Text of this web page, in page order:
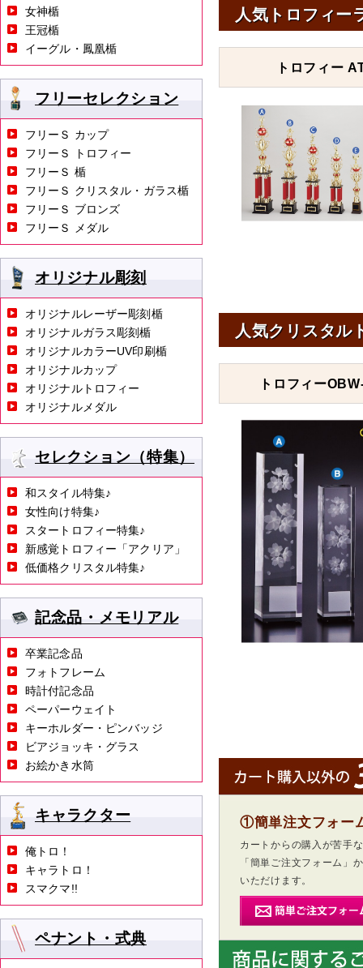
人気トロフィー
トロフィー
人気クリスタル
トロフィー
①簡単注文フォー
カートからの購入が苦手
「簡単ご注文フォーム」
いただけます。
女神楯
王冠楯
イーグル・鳳凰楯
フリーセレクション
フリーＳ カップ
フリーＳ トロフィー
フリーＳ 楯
フリーＳ クリスタル・ガラス楯
フリーＳ ブロンズ
フリーＳ メダル
オリジナル彫刻
オリジナルレーザー彫刻楯
オリジナルガラス彫刻楯
オリジナルカラーUV印刷楯
オリジナルカップ
オリジナルトロフィー
オリジナルメダル
セレクション（特集）
和スタイル特集♪
女性向け特集♪
スタートロフィー特集♪
新感覚トロフィー「アクリア」
低価格クリスタル特集♪
記念品・メモリアル
卒業記念品
フォトフレーム
時計付記念品
ペーパーウェイト
キーホルダー・ピンバッジ
ビアジョッキ・グラス
お絵かき水筒
キャラクター
俺トロ！
キャラトロ！
スマクマ!!
ペナント・式典